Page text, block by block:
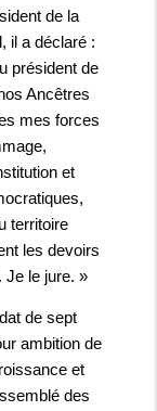
de la
il a déclaré :
président de
Ancêtres
mes forces
et
territoire
les devoirs
Je le jure. »
de sept
ambition de
et
des